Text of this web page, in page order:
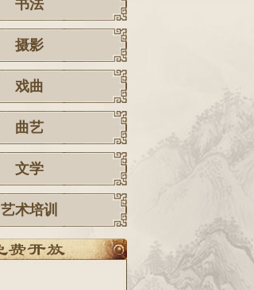
书法
摄影
戏曲
曲艺
文学
艺术培训